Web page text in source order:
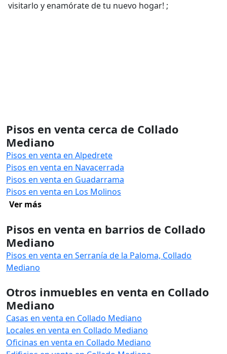
visitarlo y enamórate de tu nuevo hogar! ;
Pisos en venta cerca de Collado
Mediano
Pisos en venta en Alpedrete
Pisos en venta en Navacerrada
Pisos en venta en Guadarrama
Pisos en venta en Los Molinos
Ver más
Pisos en venta en barrios de Collado
Mediano
Pisos en venta en Serranía de la Paloma, Collado
Mediano
Otros inmuebles en venta en Collado
Mediano
Casas en venta en Collado Mediano
Locales en venta en Collado Mediano
Oficinas en venta en Collado Mediano